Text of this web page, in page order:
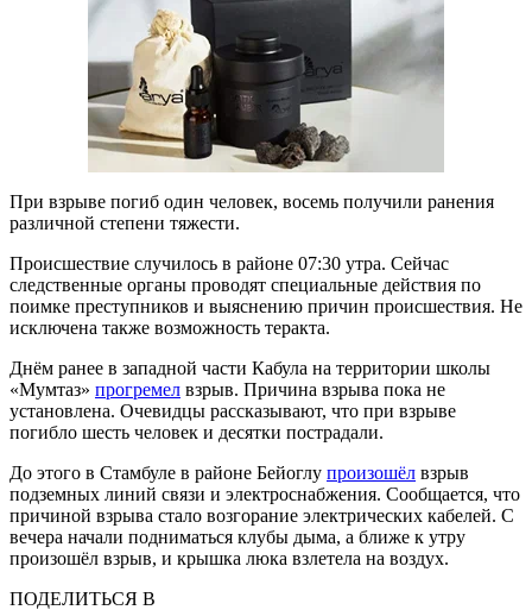
При взрыве погиб один человек, восемь получили ранения
различной степени тяжести.
Происшествие случилось в районе 07:30 утра. Сейчас
следственные органы проводят специальные действия по
поимке преступников и выяснению причин происшествия. Не
исключена также возможность теракта.
Днём ранее в западной части Кабула на территории школы
«Мумтаз» прогремел взрыв. Причина взрыва пока не
установлена. Очевидцы рассказывают, что при взрыве
погибло шесть человек и десятки пострадали.
До этого в Стамбуле в районе Бейоглу произошёл взрыв
подземных линий связи и электроснабжения. Сообщается, что
причиной взрыва стало возгорание электрических кабелей. С
вечера начали подниматься клубы дыма, а ближе к утру
произошёл взрыв, и крышка люка взлетела на воздух.
ПОДЕЛИТЬСЯ В